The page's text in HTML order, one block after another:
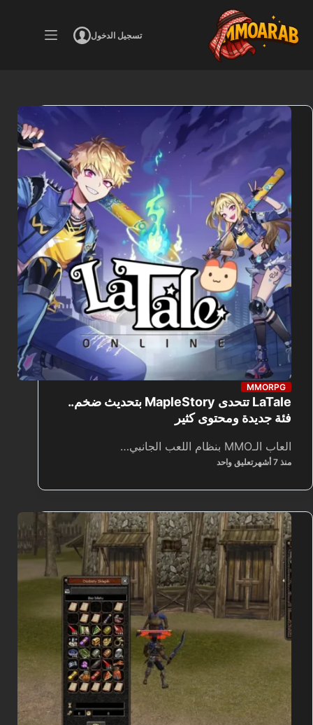
المحتوى
تسجيل الدخول
MMORPG
LaTale تتحدى MapleStory بتحديث ضخم..
فئة جديدة ومحتوى كثير
العاب الـMMO بنظام اللعب الجانبي…
منذ 7 أشهر تعليق واحد